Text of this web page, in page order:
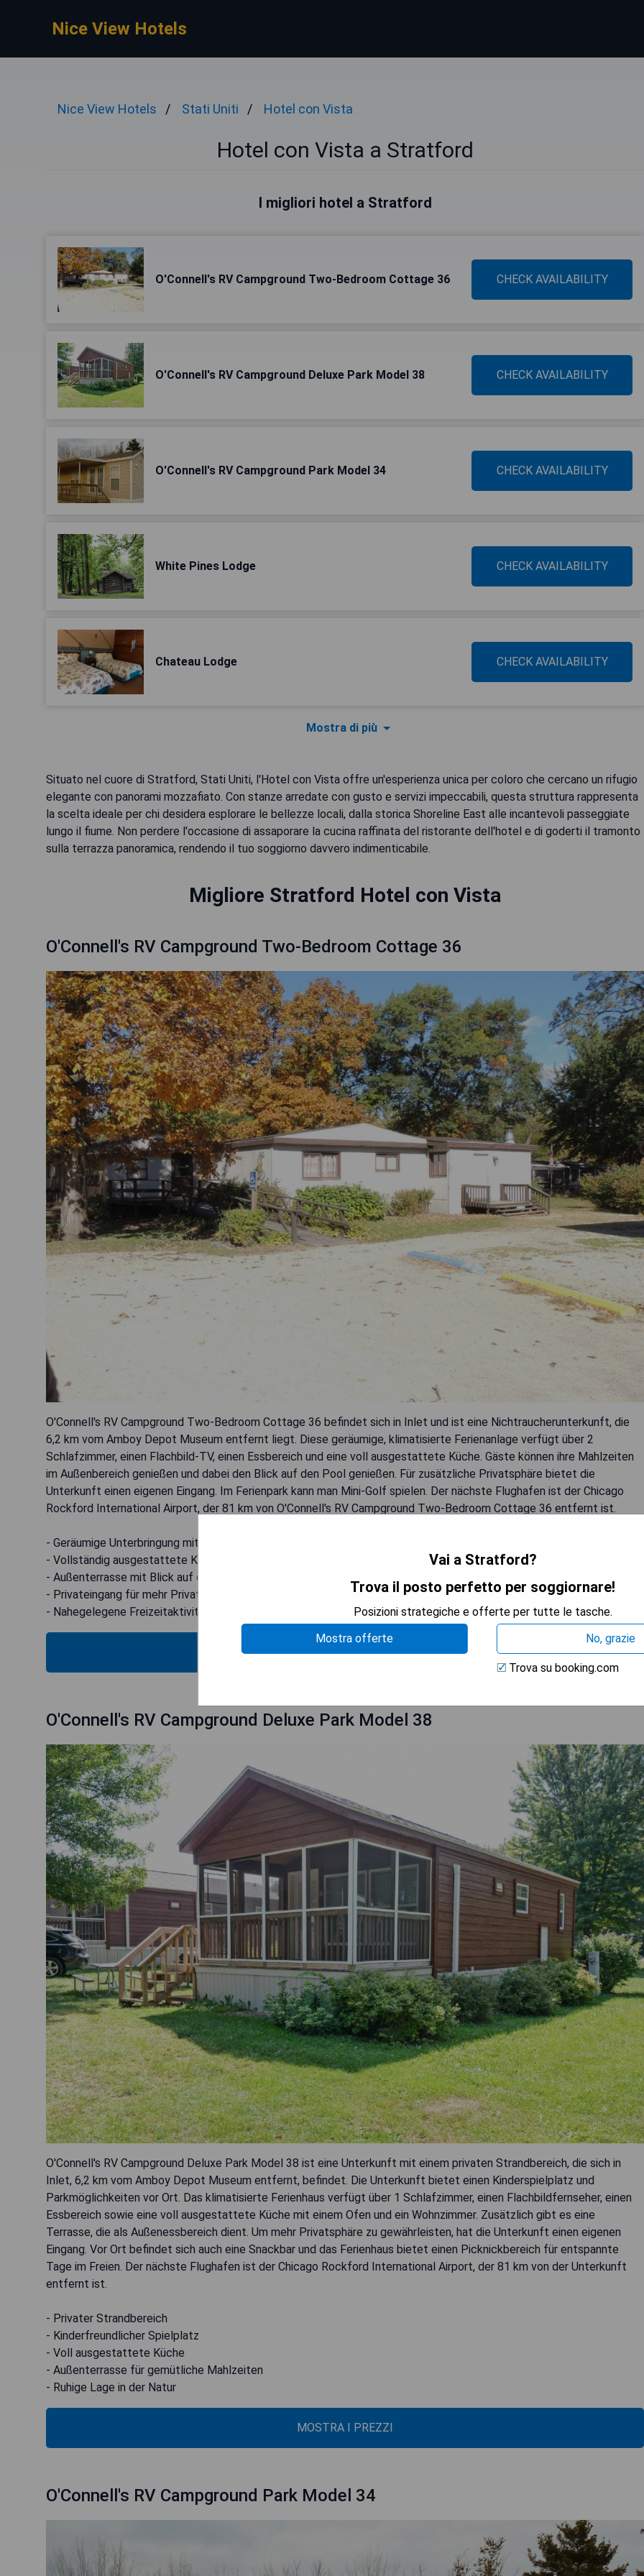
Nice View Hotels
Nice View Hotels Stati Uniti Hotel con Vista
Hotel con Vista a Stratford
I migliori hotel a Stratford
O'Connell's RV Campground Two-Bedroom Cottage 36 CHECK AVAILABILITY
O'Connell's RV Campground Deluxe Park Model 38 CHECK AVAILABILITY
O'Connell's RV Campground Park Model 34 CHECK AVAILABILITY
White Pines Lodge CHECK AVAILABILITY
Chateau Lodge CHECK AVAILABILITY
Mostra di più
Situato nel cuore di Stratford, Stati Uniti, l'Hotel con Vista offre un'esperienza unica per coloro che cercano un rifugio
elegante con panorami mozzafiato. Con stanze arredate con gusto e servizi impeccabili, questa struttura rappresenta
la scelta ideale per chi desidera esplorare le bellezze locali, dalla storica Shoreline East alle incantevoli passeggiate
lungo il fiume. Non perdere l'occasione di assaporare la cucina raffinata del ristorante dell'hotel e di goderti il tramonto
sulla terrazza panoramica, rendendo il tuo soggiorno davvero indimenticabile.
Migliore Stratford Hotel con Vista
O'Connell's RV Campground Two-Bedroom Cottage 36
O'Connell's RV Campground Two-Bedroom Cottage 36 befindet sich in Inlet und ist eine Nichtraucherunterkunft, die
6,2 km vom Amboy Depot Museum entfernt liegt. Diese geräumige, klimatisierte Ferienanlage verfügt über 2
Schlafzimmer, einen Flachbild-TV, einen Essbereich und eine voll ausgestattete Küche. Gäste können ihre Mahlzeiten
im Außenbereich genießen und dabei den Blick auf den Pool genießen. Für zusätzliche Privatsphäre bietet die
Unterkunft einen eigenen Eingang. Im Ferienpark kann man Mini-Golf spielen. Der nächste Flughafen ist der Chicago
Rockford International Airport, der 81 km von O'Connell's RV Campground Two-Bedroom Cottage 36 entfernt ist.
- Geräumige Unterbringung mit zwei Schlafzimmern
- Vollständig ausgestattete Küche für Selbstversorger
- Außenterrasse mit Blick auf den Pool
- Privateingang für mehr Privatsphäre
- Nahegelegene Freizeitaktivitäten wie Mini-Golf
MOSTRA I PREZZI
O'Connell's RV Campground Deluxe Park Model 38
O'Connell's RV Campground Deluxe Park Model 38 ist eine Unterkunft mit einem privaten Strandbereich, die sich in
Inlet, 6,2 km vom Amboy Depot Museum entfernt, befindet. Die Unterkunft bietet einen Kinderspielplatz und
Parkmöglichkeiten vor Ort. Das klimatisierte Ferienhaus verfügt über 1 Schlafzimmer, einen Flachbildfernseher, einen
Essbereich sowie eine voll ausgestattete Küche mit einem Ofen und ein Wohnzimmer. Zusätzlich gibt es eine
Terrasse, die als Außenessbereich dient. Um mehr Privatsphäre zu gewährleisten, hat die Unterkunft einen eigenen
Eingang. Vor Ort befindet sich auch eine Snackbar und das Ferienhaus bietet einen Picknickbereich für entspannte
Tage im Freien. Der nächste Flughafen ist der Chicago Rockford International Airport, der 81 km von der Unterkunft
entfernt ist.
- Privater Strandbereich
- Kinderfreundlicher Spielplatz
- Voll ausgestattete Küche
- Außenterrasse für gemütliche Mahlzeiten
- Ruhige Lage in der Natur
MOSTRA I PREZZI
O'Connell's RV Campground Park Model 34
Vai a Stratford?
Trova il posto perfetto per soggiornare!
Posizioni strategiche e offerte per tutte le tasche.
Mostra offerte
No, grazie
Trova su booking.com